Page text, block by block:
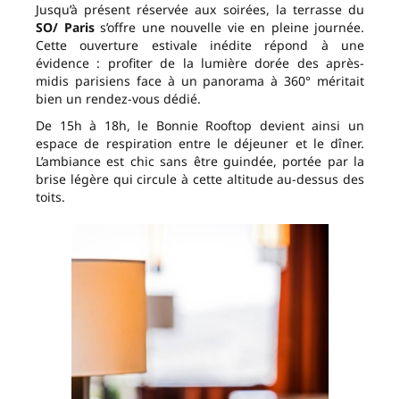
Jusqu’à présent réservée aux soirées, la terrasse du
SO/ Pariss’offre une nouvelle vie en pleine journée.
Cette ouverture estivale inédite répond à une
évidence : profiter de la lumière dorée des après-
midis parisiens face à un panorama à 360° méritait
bien un rendez-vous dédié.
De 15h à 18h, le Bonnie Rooftop devient ainsi un
espace de respiration entre le déjeuner et le dîner.
L’ambiance est chic sans être guindée, portée par la
brise légère qui circule à cette altitude au-dessus des
toits.